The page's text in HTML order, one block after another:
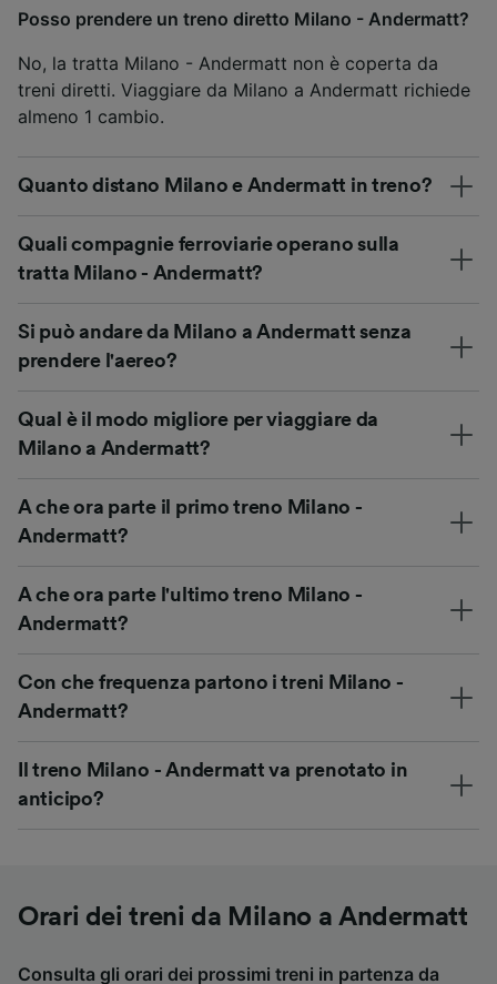
Posso prendere un treno diretto Milano - Andermatt?
No, la tratta Milano - Andermatt non è coperta da
treni diretti. Viaggiare da Milano a Andermatt richiede
almeno 1 cambio.
Quanto distano Milano e Andermatt in treno?
Quali compagnie ferroviarie operano sulla
tratta Milano - Andermatt?
Si può andare da Milano a Andermatt senza
prendere l'aereo?
Qual è il modo migliore per viaggiare da
Milano a Andermatt?
A che ora parte il primo treno Milano -
Andermatt?
A che ora parte l'ultimo treno Milano -
Andermatt?
Con che frequenza partono i treni Milano -
Andermatt?
Il treno Milano - Andermatt va prenotato in
anticipo?
Orari dei treni da Milano a Andermatt
Consulta gli orari dei prossimi treni in partenza da